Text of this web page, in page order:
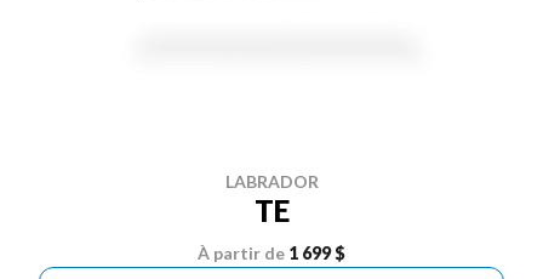
LABRADOR
TE
À partir de 1 699 $